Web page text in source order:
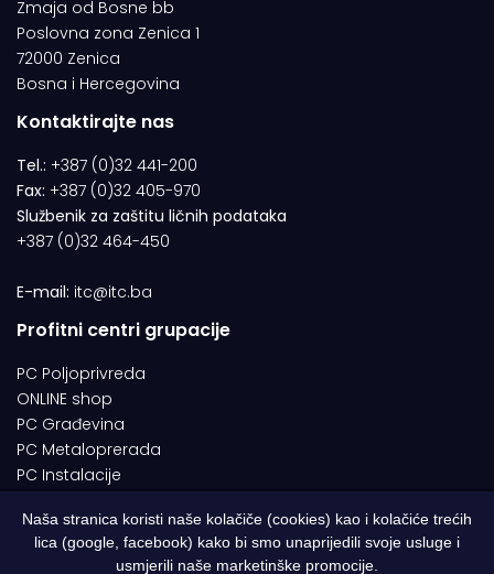
Zmaja od Bosne bb
Poslovna zona Zenica 1
72000 Zenica
Bosna i Hercegovina
Kontaktirajte nas
Tel.: +387 (0)32 441-200
Fax: +387 (0)32 405-970
Službenik za zaštitu ličnih podataka
+387 (0)32 464-450
E-mail: itc@itc.ba
Profitni centri grupacije
PC Poljoprivreda
ONLINE shop
PC Građevina
PC Metaloprerada
PC Instalacije
© 1994-2026 | ITC d.o.o. Zenica. Sva prava pridržana | Designed by
Naša stranica koristi naše kolačiče (cookies) kao i kolačiće trećih
lica (google, facebook) kako bi smo unaprijedili svoje usluge i
usmjerili naše marketinške promocije.